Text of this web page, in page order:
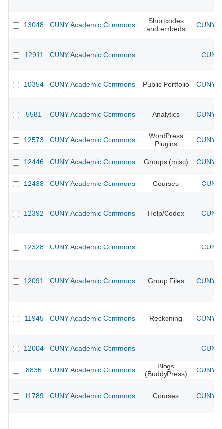
13048 CUNY Academic Commons
Shortcodes
and embeds
CUNY
12911 CUNY Academic Commons
10354 CUNY Academic Commons Public Portfolio CUNY
5581 CUNY Academic Commons Analytics CUNY
12573 CUNY Academic Commons
WordPress
Plugins
CUNY
12446 CUNY Academic Commons Groups (misc) CUNY
12438 CUNY Academic Commons Courses
12392 CUNY Academic Commons Help/Codex
12328 CUNY Academic Commons
12091 CUNY Academic Commons Group Files CUNY
11945 CUNY Academic Commons Reckoning CUNY
12004 CUNY Academic Commons
8836 CUNY Academic Commons
Blogs
(BuddyPress)
CUNY
11789 CUNY Academic Commons Courses CUNY